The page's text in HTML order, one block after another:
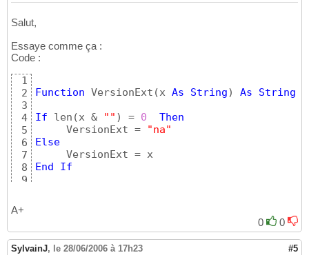
Salut,
Essaye comme ça :
Code :
1
2
3
4
5
6
7
8
9
Function VersionExt (x As String) As
String
If len (x & "" ) = 0
Then
     VersionExt =
"na"
Else
End
If
A+
0
0
SylvainJ, le 28/06/2006 à 17h23 #5